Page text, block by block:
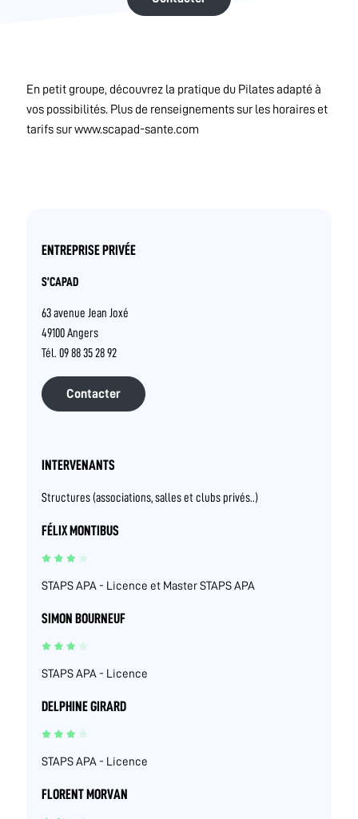
En petit groupe, découvrez la pratique du Pilates adapté à
vos possibilités. Plus de renseignements sur les horaires et
tarifs sur www.scapad-sante.com
ENTREPRISE PRIVÉE
S’CAPAD
63 avenue Jean Joxé
49100 Angers
Tél. 09 88 35 28 92
Contacter
INTERVENANTS
Structures (associations, salles et clubs privés..)
FÉLIX MONTIBUS
STAPS APA - Licence et Master STAPS APA
SIMON BOURNEUF
STAPS APA - Licence
DELPHINE GIRARD
STAPS APA - Licence
FLORENT MORVAN